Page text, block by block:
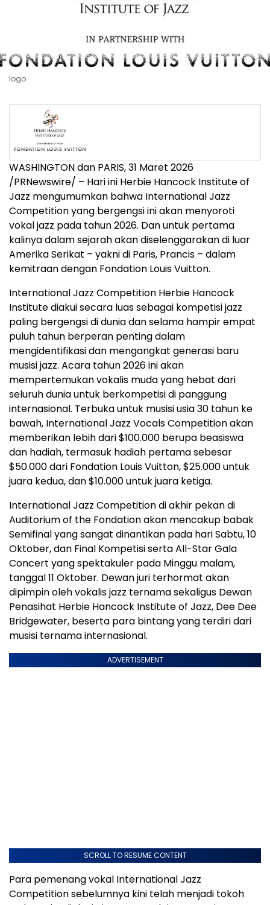
logo
WASHINGTON dan PARIS,31 Maret 2026
/PRNewswire/ – Hari ini Herbie Hancock Institute of
Jazz mengumumkan bahwa International Jazz
Competition yang bergengsi ini akan menyoroti
vokal jazz pada tahun 2026. Dan untuk pertama
kalinya dalam sejarah akan diselenggarakan di luar
Amerika Serikat – yakni di Paris, Prancis – dalam
kemitraan dengan Fondation Louis Vuitton.
International Jazz Competition Herbie Hancock
Institute diakui secara luas sebagai kompetisi jazz
paling bergengsi di dunia dan selama hampir empat
puluh tahun berperan penting dalam
mengidentifikasi dan mengangkat generasi baru
musisi jazz. Acara tahun 2026 ini akan
mempertemukan vokalis muda yang hebat dari
seluruh dunia untuk berkompetisi di panggung
internasional. Terbuka untuk musisi usia 30 tahun ke
bawah, International Jazz Vocals Competition akan
memberikan lebih dari $100.000 berupa beasiswa
dan hadiah, termasuk hadiah pertama sebesar
$50.000 dari Fondation Louis Vuitton, $25.000 untuk
juara kedua, dan $10.000 untuk juara ketiga.
International Jazz Competition di akhir pekan di
Auditorium of the Fondation akan mencakup babak
Semifinal yang sangat dinantikan pada hari Sabtu, 10
Oktober, dan Final Kompetisi serta All-Star Gala
Concert yang spektakuler pada Minggu malam,
tanggal 11 Oktober. Dewan juri terhormat akan
dipimpin oleh vokalis jazz ternama sekaligus Dewan
Penasihat Herbie Hancock Institute of Jazz, Dee Dee
Bridgewater, beserta para bintang yang terdiri dari
musisi ternama internasional.
ADVERTISEMENT
SCROLL TO RESUME CONTENT
Para pemenang vokal International Jazz
Competition sebelumnya kini telah menjadi tokoh